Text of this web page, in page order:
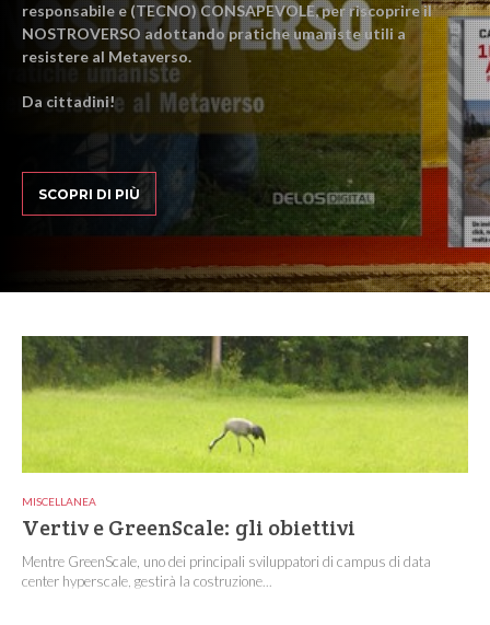
responsabile e (TECNO) CONSAPEVOLE, per riscoprire il
NOSTROVERSO adottando pratiche umaniste utili a
resistere al Metaverso.
Da cittadini!
SCOPRI DI PIÙ
MISCELLANEA
Vertiv e GreenScale: gli obiettivi
Mentre GreenScale, uno dei principali sviluppatori di campus di data
center hyperscale, gestirà la costruzione...